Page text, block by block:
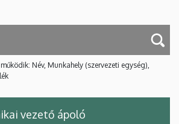
Név, Munkahely (szervezeti egység),
vezető ápoló